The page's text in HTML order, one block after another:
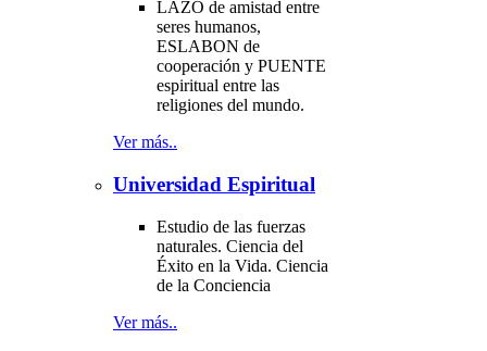
LAZO de amistad entre
seres humanos,
ESLABON de
cooperación y PUENTE
espiritual entre las
religiones del mundo.
Ver más..
Universidad Espiritual
Estudio de las fuerzas
naturales. Ciencia del
Éxito en la Vida. Ciencia
de la Conciencia
Ver más..